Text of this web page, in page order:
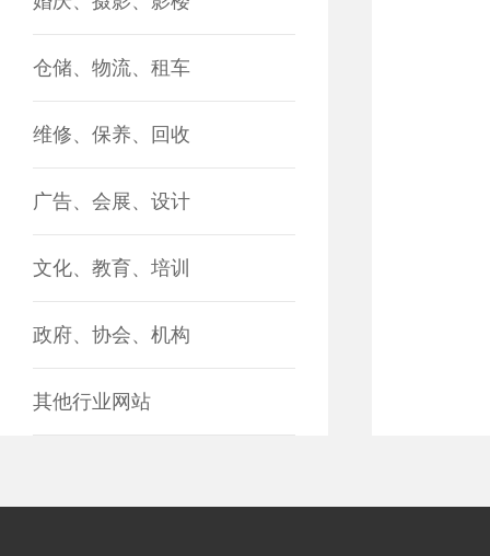
仓储、物流、租车
维修、保养、回收
广告、会展、设计
文化、教育、培训
政府、协会、机构
其他行业网站